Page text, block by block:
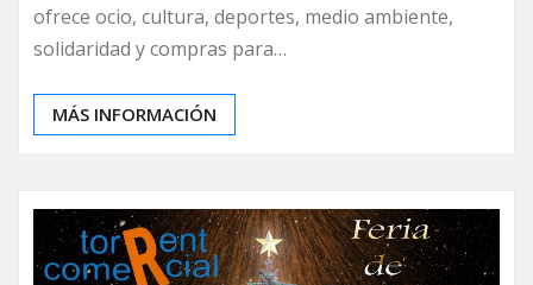
ofrece ocio, cultura, deportes, medio ambiente,
solidaridad y compras para…
MÁS INFORMACIÓN